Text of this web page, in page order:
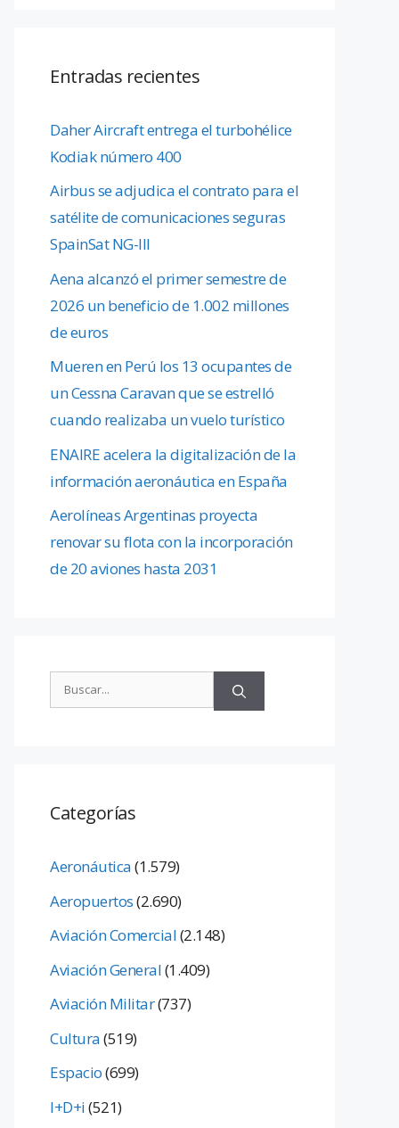
Entradas recientes
Daher Aircraft entrega el turbohélice
Kodiak número 400
Airbus se adjudica el contrato para el
satélite de comunicaciones seguras
SpainSat NG-III
Aena alcanzó el primer semestre de
2026 un beneficio de 1.002 millones
de euros
Mueren en Perú los 13 ocupantes de
un Cessna Caravan que se estrelló
cuando realizaba un vuelo turístico
ENAIRE acelera la digitalización de la
información aeronáutica en España
Aerolíneas Argentinas proyecta
renovar su flota con la incorporación
de 20 aviones hasta 2031
Categorías
Aeronáutica(1.579)
Aeropuertos(2.690)
Aviación Comercial(2.148)
Aviación General(1.409)
Aviación Militar(737)
Cultura(519)
Espacio(699)
I+D+i(521)